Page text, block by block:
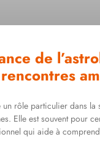
de
un rôle particulier dans la
Elle est souvent pour
qui aide à